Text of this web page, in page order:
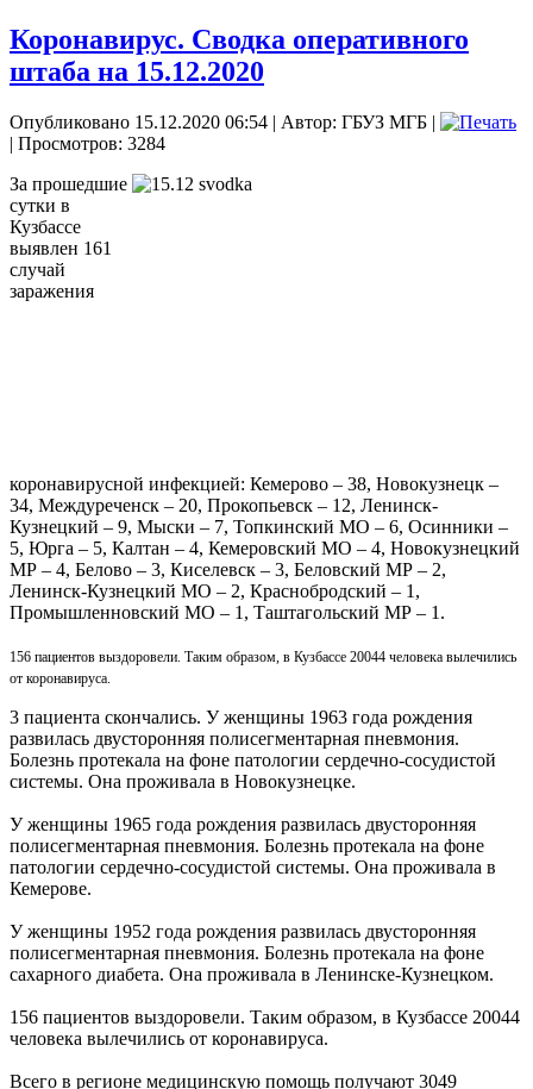
Коронавирус. Сводка оперативного
штаба на 15.12.2020
Опубликовано 15.12.2020 06:54 | Автор: ГБУЗ МГБ |
| Просмотров: 3284
За прошедшие
сутки в
Кузбассе
выявлен 161
случай
заражения
коронавирусной инфекцией: Кемерово – 38, Новокузнецк –
34, Междуреченск – 20, Прокопьевск – 12, Ленинск-
Кузнецкий – 9, Мыски – 7, Топкинский МО – 6, Осинники –
5, Юрга – 5, Калтан – 4, Кемеровский МО – 4, Новокузнецкий
МР – 4, Белово – 3, Киселевск – 3, Беловский МР – 2,
Ленинск-Кузнецкий МО – 2, Краснобродский – 1,
Промышленновский МО – 1, Таштагольский МР – 1.
156 пациентов выздоровели. Таким образом, в Кузбассе 20044 человека вылечились
от коронавируса.
3 пациента скончались. У женщины 1963 года рождения
развилась двусторонняя полисегментарная пневмония.
Болезнь протекала на фоне патологии сердечно-сосудистой
системы. Она проживала в Новокузнецке.
У женщины 1965 года рождения развилась двусторонняя
полисегментарная пневмония. Болезнь протекала на фоне
патологии сердечно-сосудистой системы. Она проживала в
Кемерове.
У женщины 1952 года рождения развилась двусторонняя
полисегментарная пневмония. Болезнь протекала на фоне
сахарного диабета. Она проживала в Ленинске-Кузнецком.
156 пациентов выздоровели. Таким образом, в Кузбассе 20044
человека вылечились от коронавируса.
Всего в регионе медицинскую помощь получают 3049